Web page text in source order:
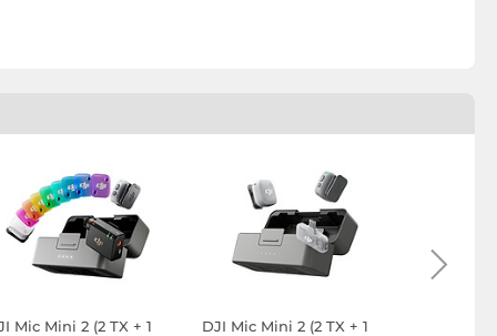
Mic Mini 2 (2 TX + 1
DJI Mic Mini 2 (2 TX + 1